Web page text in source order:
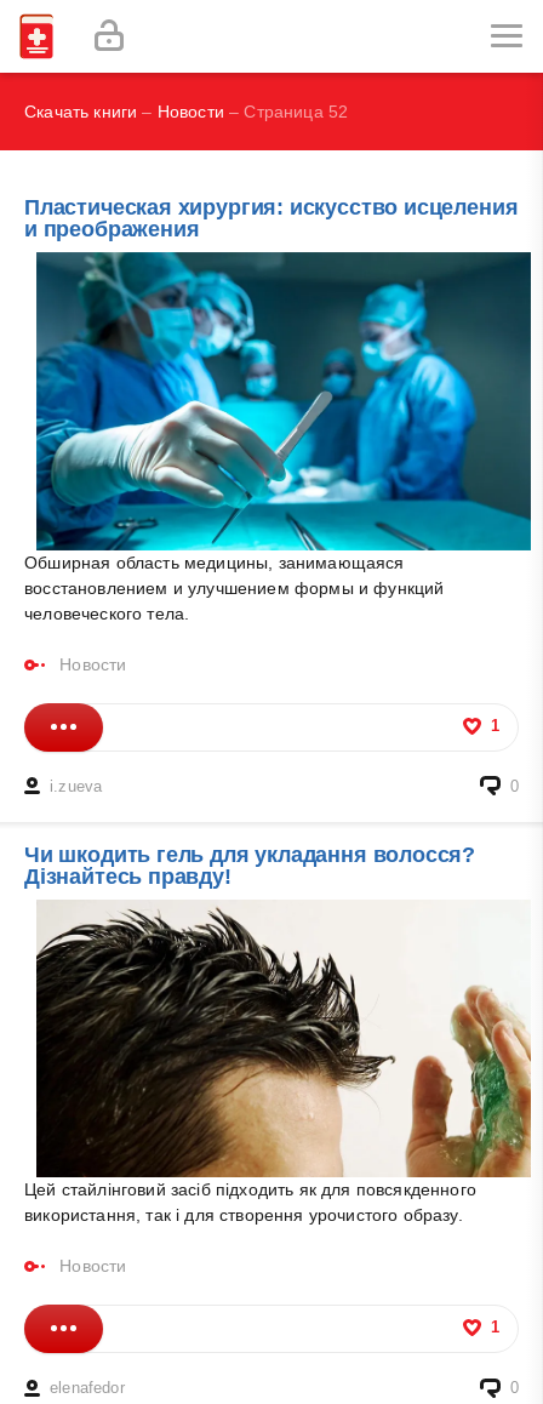
Labex Digital
Как избавиться от прыщей?
Скачать книги – Новости – Страница 52
Пластическая хирургия: искусство исцеления
и преображения
Обширная область медицины, занимающаяся
восстановлением и улучшением формы и функций
человеческого тела.
Новости
1
i.zueva 0
Чи шкодить гель для укладання волосся?
Дізнайтесь правду!
Цей стайлінговий засіб підходить як для повсякденного
використання, так і для створення урочистого образу.
Новости
1
elenafedor 0